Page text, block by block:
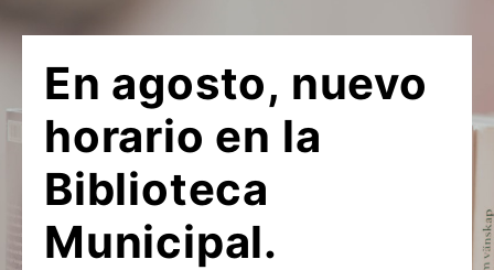
En agosto, nuevo
horario en la
Biblioteca
Municipal.